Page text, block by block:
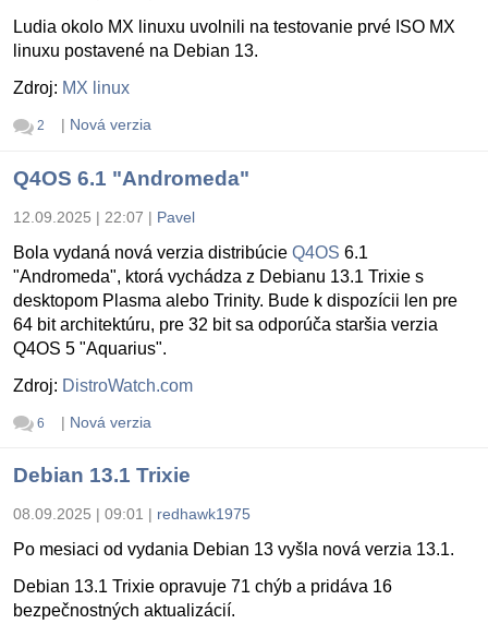
Ludia okolo MX linuxu uvolnili na testovanie prvé ISO MX
linuxu postavené na Debian 13.
Zdroj: MX linux
2 | Nová verzia
Q4OS 6.1 "Andromeda"
12.09.2025 | 22:07 | Pavel
Bola vydaná nová verzia distribúcie Q4OS 6.1
"Andromeda", ktorá vychádza z Debianu 13.1 Trixie s
desktopom Plasma alebo Trinity. Bude k dispozícii len pre
64 bit architektúru, pre 32 bit sa odporúča staršia verzia
Q4OS 5 "Aquarius".
Zdroj: DistroWatch.com
6 | Nová verzia
Debian 13.1 Trixie
08.09.2025 | 09:01 | redhawk1975
Po mesiaci od vydania Debian 13 vyšla nová verzia 13.1.
Debian 13.1 Trixie opravuje 71 chýb a pridáva 16
bezpečnostných aktualizácií.